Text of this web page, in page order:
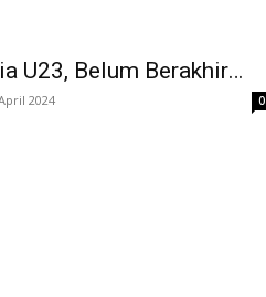
U23, Belum Berakhir…
2024 0